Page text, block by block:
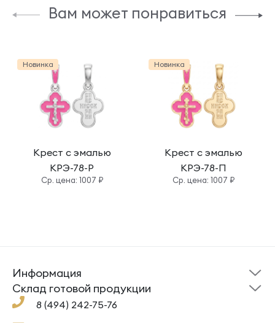
Вам может понравиться
Новинка
Крест с эмалью
КРЭ-78-Р
Cр. цена: 1007 ₽
Новинка
Крест с эмалью
КРЭ-78-П
Cр. цена: 1007 ₽
8 (494) 242-75-76
Информация
Склад готовой
продукции
Под заказ
Помощь
Cклад готовой продукции
Кресты
Кольца
Ложки